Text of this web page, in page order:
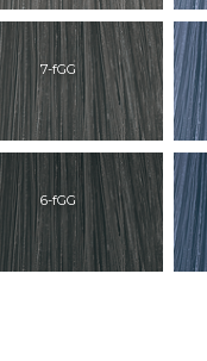
7-fGG
6-fGG